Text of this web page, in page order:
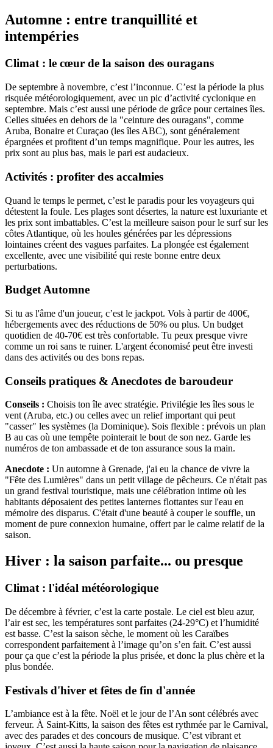
Automne : entre tranquillité et
intempéries
Climat : le cœur de la saison des ouragans
De septembre à novembre, c’est l’inconnue. C’est la période la plus
risquée météorologiquement, avec un pic d’activité cyclonique en
septembre. Mais c’est aussi une période de grâce pour certaines îles.
Celles situées en dehors de la "ceinture des ouragans", comme
Aruba, Bonaire et Curaçao (les îles ABC), sont généralement
épargnées et profitent d’un temps magnifique. Pour les autres, les
prix sont au plus bas, mais le pari est audacieux.
Activités : profiter des accalmies
Quand le temps le permet, c’est le paradis pour les voyageurs qui
détestent la foule. Les plages sont désertes, la nature est luxuriante et
les prix sont imbattables. C’est la meilleure saison pour le surf sur les
côtes Atlantique, où les houles générées par les dépressions
lointaines créent des vagues parfaites. La plongée est également
excellente, avec une visibilité qui reste bonne entre deux
perturbations.
Budget Automne
Si tu as l'âme d'un joueur, c’est le jackpot. Vols à partir de 400€,
hébergements avec des réductions de 50% ou plus. Un budget
quotidien de 40-70€ est très confortable. Tu peux presque vivre
comme un roi sans te ruiner. L'argent économisé peut être investi
dans des activités ou des bons repas.
Conseils pratiques & Anecdotes de baroudeur
Conseils : Choisis ton île avec stratégie. Privilégie les îles sous le
vent (Aruba, etc.) ou celles avec un relief important qui peut
"casser" les systèmes (la Dominique). Sois flexible : prévois un plan
B au cas où une tempête pointerait le bout de son nez. Garde les
numéros de ton ambassade et de ton assurance sous la main.
Anecdote : Un automne à Grenade, j'ai eu la chance de vivre la
"Fête des Lumières" dans un petit village de pêcheurs. Ce n'était pas
un grand festival touristique, mais une célébration intime où les
habitants déposaient des petites lanternes flottantes sur l'eau en
mémoire des disparus. C'était d'une beauté à couper le souffle, un
moment de pure connexion humaine, offert par le calme relatif de la
saison.
Hiver : la saison parfaite... ou presque
Climat : l'idéal météorologique
De décembre à février, c’est la carte postale. Le ciel est bleu azur,
l’air est sec, les températures sont parfaites (24-29°C) et l’humidité
est basse. C’est la saison sèche, le moment où les Caraïbes
correspondent parfaitement à l’image qu’on s’en fait. C’est aussi
pour ça que c’est la période la plus prisée, et donc la plus chère et la
plus bondée.
Festivals d'hiver et fêtes de fin d'année
L’ambiance est à la fête. Noël et le jour de l’An sont célébrés avec
ferveur. À Saint-Kitts, la saison des fêtes est rythmée par le Carnival,
avec des parades et des concours de musique. C’est vibrant et